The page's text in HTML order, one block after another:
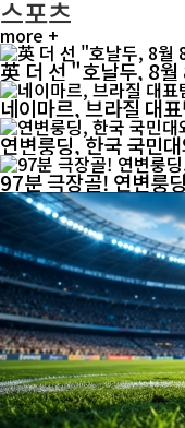
스포츠
more +
英 더 선 "호날두, 8
네이마르, 브라질 대
연변룽딩, 한국 국민
97분 극장골! 연변룽